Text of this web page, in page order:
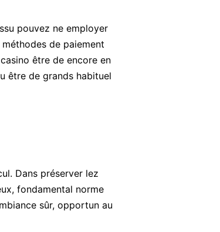
pouvez ne employer
de paiement
être de encore en
être de grands habituel
Dans préserver lez
fondamental norme
sûr, opportun au